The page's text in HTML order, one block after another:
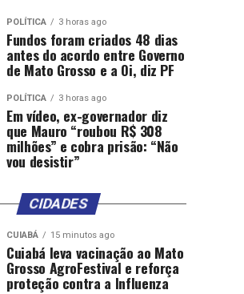
POLÍTICA 3 horas ago
Fundos foram criados 48 dias
antes do acordo entre Governo
de Mato Grosso e a Oi, diz PF
POLÍTICA 3 horas ago
Em vídeo, ex-governador diz
que Mauro “roubou R$ 308
milhões” e cobra prisão: “Não
vou desistir”
CIDADES
CUIABÁ 15 minutos ago
Cuiabá leva vacinação ao Mato
Grosso AgroFestival e reforça
proteção contra a Influenza